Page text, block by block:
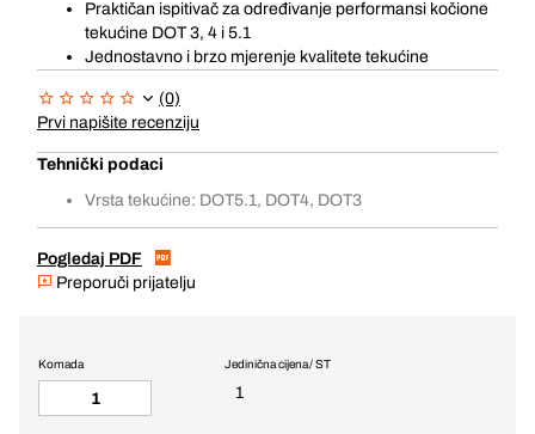
Praktičan ispitivač za određivanje performansi kočione
tekućine DOT 3, 4 i 5.1
Jednostavno i brzo mjerenje kvalitete tekućine
(0)
Prvi napišite recenziju
Tehnički podaci
Vrsta tekućine: DOT5.1, DOT4, DOT3
Pogledaj PDF
Preporuči prijatelju
Jedinična cijena / ST
1
Komada